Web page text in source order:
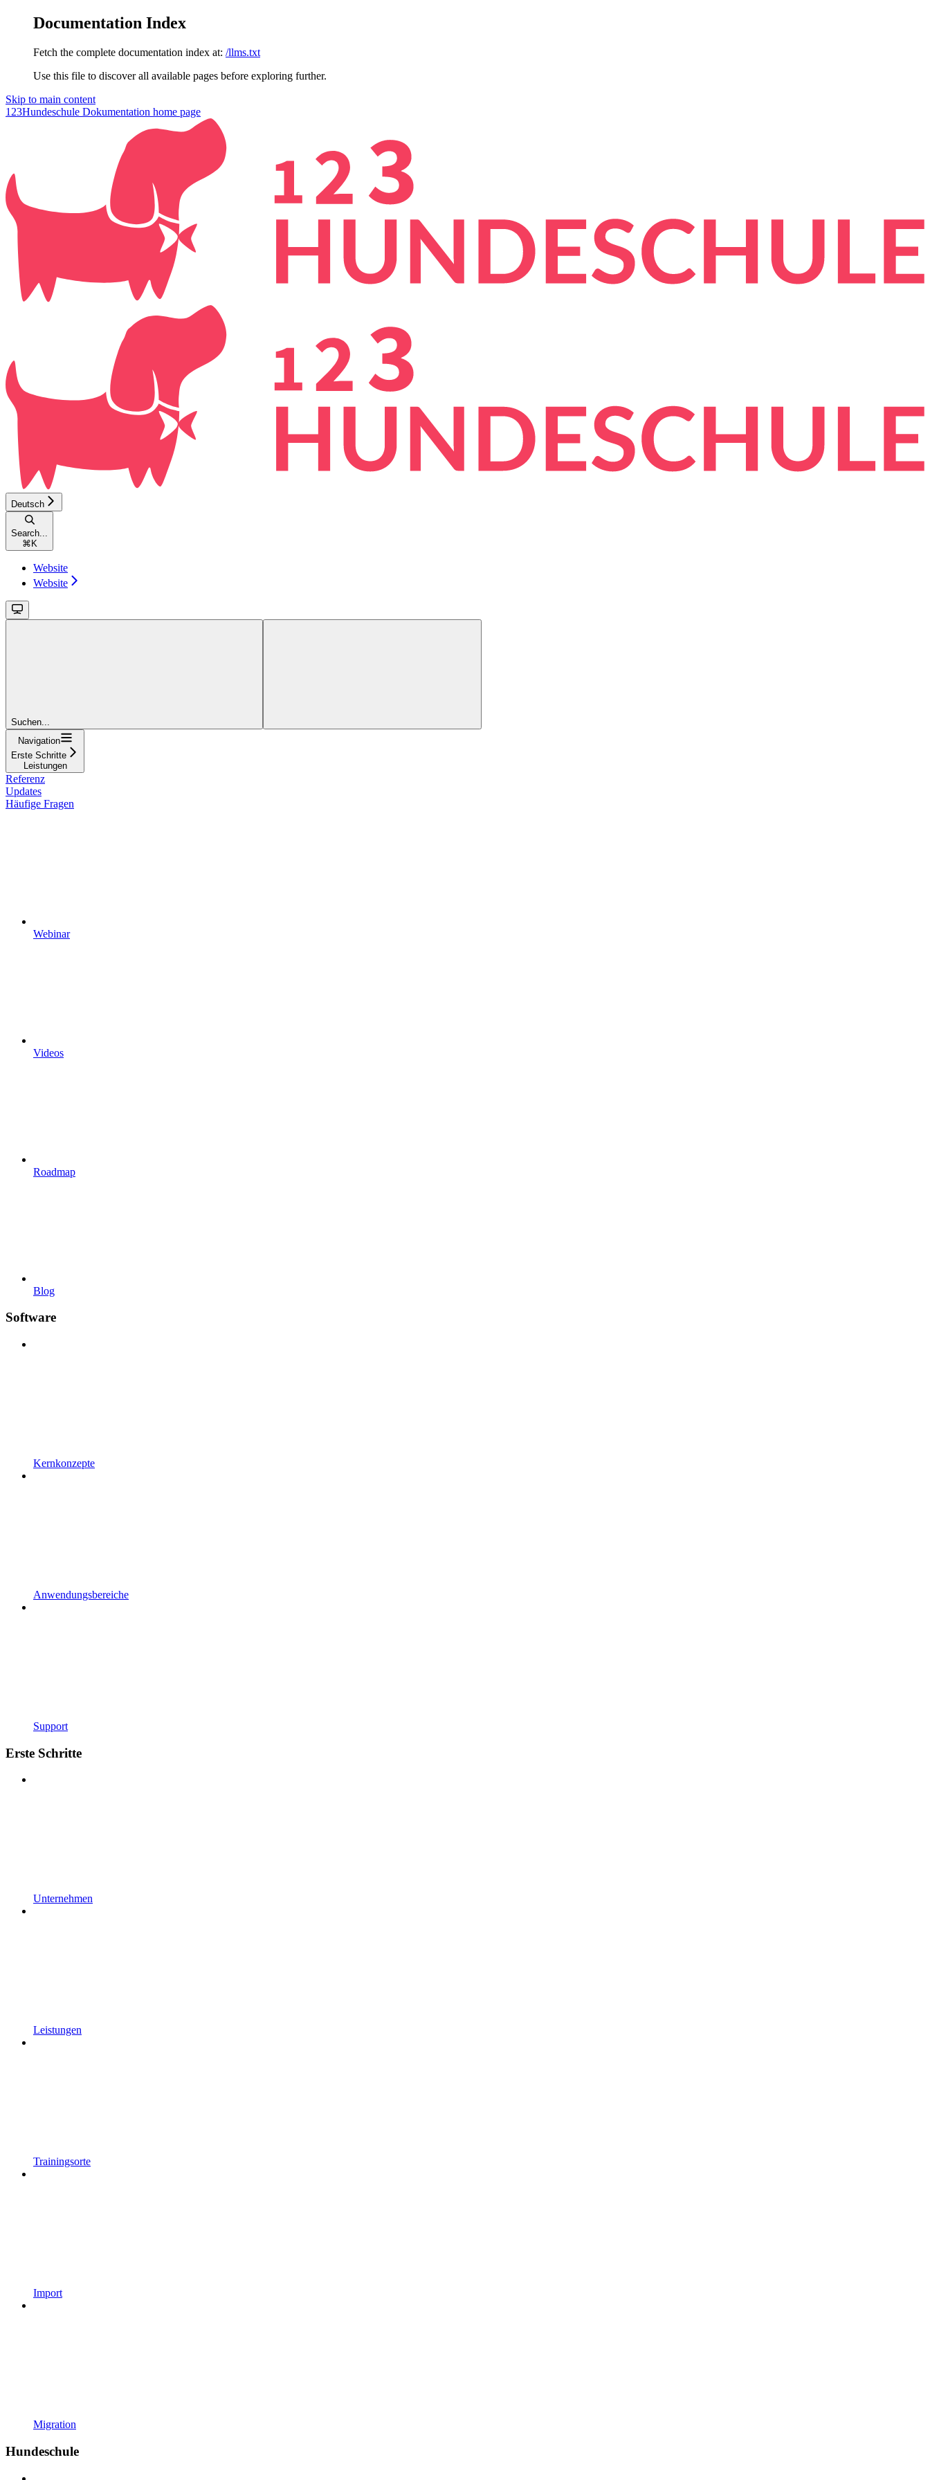
Documentation Index
Fetch the complete documentation index at: /llms.txt
Use this file to discover all available pages before exploring further.
Skip to main content
123Hundeschule Dokumentation home page
Deutsch
Search...
⌘K
Website
Website
Suchen...
Navigation
Erste Schritte
Leistungen
Referenz
Updates
Häufige Fragen
Webinar
Videos
Roadmap
Blog
Software
Kernkonzepte
Anwendungsbereiche
Support
Erste Schritte
Unternehmen
Leistungen
Trainingsorte
Import
Migration
Hundeschule